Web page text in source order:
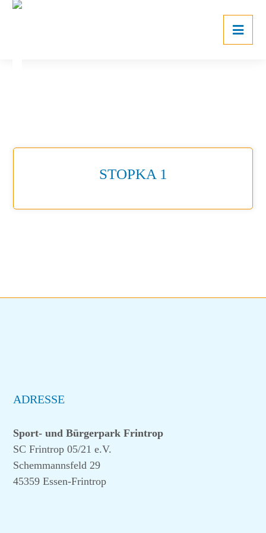
STOPKA 1
ADRESSE
Sport- und Bürgerpark Frintrop
SC Frintrop 05/21 e.V.
Schemmannsfeld 29
45359 Essen-Frintrop